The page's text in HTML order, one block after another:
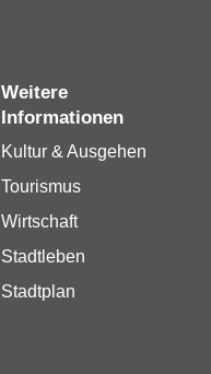
Weitere
Informationen
Kultur & Ausgehen
Tourismus
Wirtschaft
Stadtleben
Stadtplan